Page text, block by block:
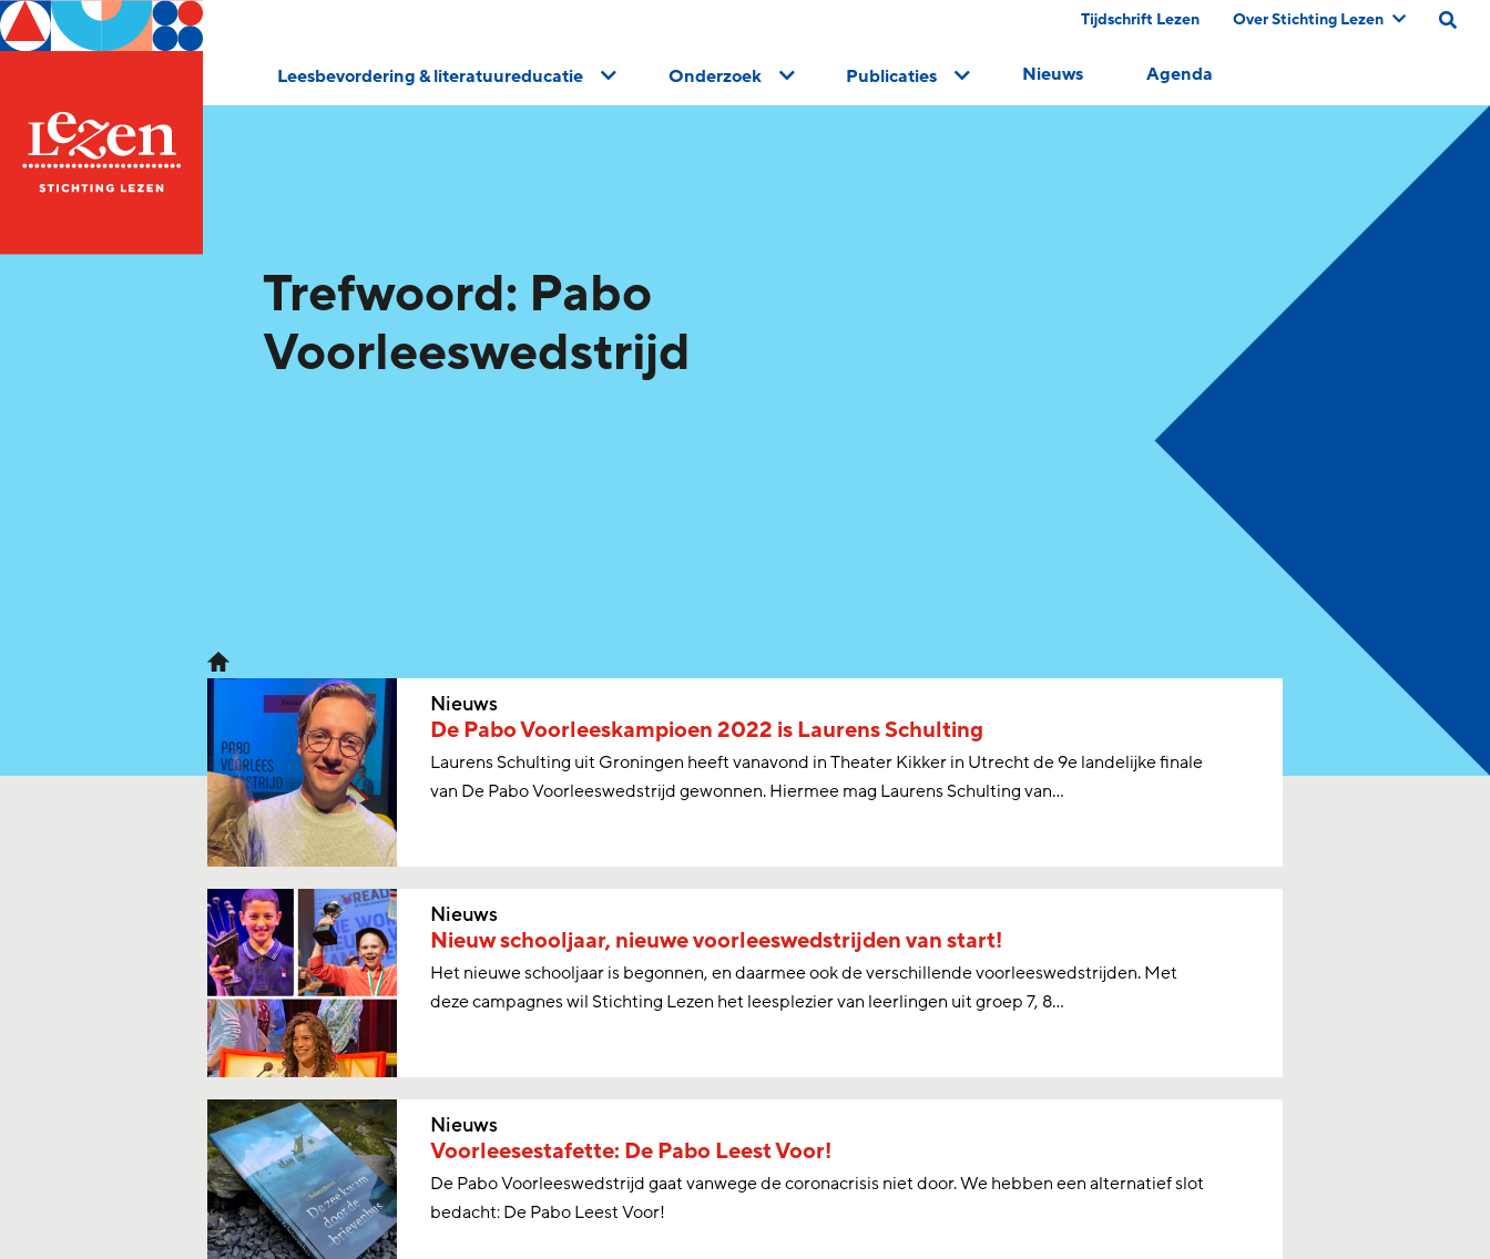
Tijdschrift Lezen Over Stichting Lezen
Leesbevordering & literatuureducatie Onderzoek Publicaties Nieuws Agenda
Trefwoord: Pabo
Voorleeswedstrijd
Nieuws
De Pabo Voorleeskampioen 2022 is Laurens Schulting
Laurens Schulting uit Groningen heeft vanavond in Theater Kikker in Utrecht de 9e landelijke finale
van De Pabo Voorleeswedstrijd gewonnen. Hiermee mag Laurens Schulting van...
Nieuws
Nieuw schooljaar, nieuwe voorleeswedstrijden van start!
Het nieuwe schooljaar is begonnen, en daarmee ook de verschillende voorleeswedstrijden. Met
deze campagnes wil Stichting Lezen het leesplezier van leerlingen uit groep 7, 8...
Nieuws
Voorleesestafette: De Pabo Leest Voor!
De Pabo Voorleeswedstrijd gaat vanwege de coronacrisis niet door. We hebben een alternatief slot
bedacht: De Pabo Leest Voor!